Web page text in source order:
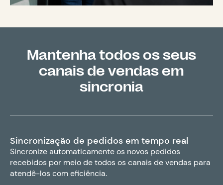
Mantenha todos os seus
canais de vendas em
sincronia
Sincronização de pedidos em tempo real
Sincronize automaticamente os novos pedidos
recebidos por meio de todos os canais de vendas para
atendê-los com eficiência.